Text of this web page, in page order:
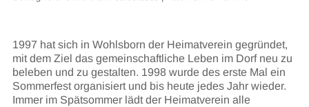
1997 hat sich in Wohlsborn der Heimatverein gegründet,
mit dem Ziel das gemeinschaftliche Leben im Dorf neu zu
beleben und zu gestalten. 1998 wurde des erste Mal ein
Sommerfest organisiert und bis heute jedes Jahr wieder.
Immer im Spätsommer lädt der Heimatverein alle